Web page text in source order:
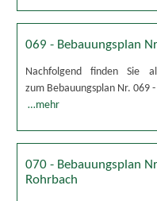
069 - Bebauungsplan
Nachfolgend finden Sie
zum Bebauungsplan Nr. 069
…mehr
070 - Bebauungsplan
Rohrbach